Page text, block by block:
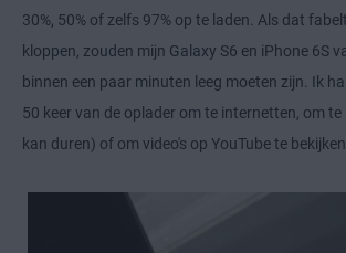
30%, 50% of zelfs 97% op te laden. Als dat
kloppen, zouden mijn Galaxy S6 en iPhone 6S
binnen een paar minuten leeg moeten zijn. Ik
50 keer van de oplader om te internetten, om
kan duren) of om video's op YouTube te